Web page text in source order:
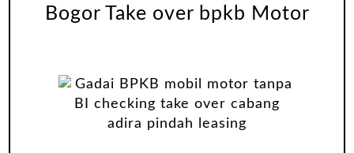
Bogor Take over bpkb Motor